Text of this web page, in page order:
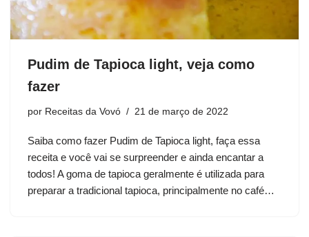
Pudim de Tapioca light, veja como
fazer
por Receitas da Vovó 21 de março de 2022
Saiba como fazer Pudim de Tapioca light, faça essa
receita e você vai se surpreender e ainda encantar a
todos! A goma de tapioca geralmente é utilizada para
preparar a tradicional tapioca, principalmente no café…